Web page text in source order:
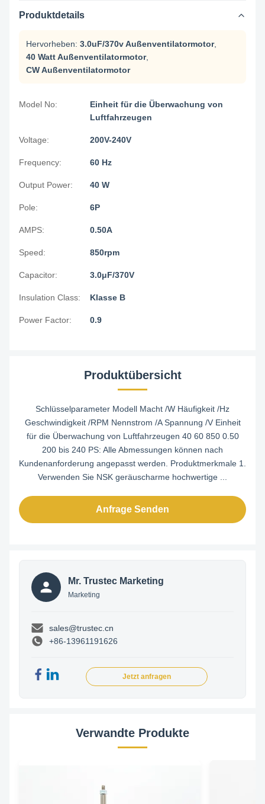
Produktdetails
Hervorheben: 3.0uF/370v Außenventilatormotor,
40 Watt Außenventilatormotor,
CW Außenventilatormotor
Model No:
Einheit für die Überwachung von
Luftfahrzeugen
Voltage: 200V-240V
Frequency: 60 Hz
Output Power: 40 W
Pole: 6P
AMPS: 0.50A
Speed: 850rpm
Capacitor: 3.0μF/370V
Insulation Class: Klasse B
Power Factor: 0.9
Produktübersicht
Schlüsselparameter Modell Macht /W Häufigkeit /Hz
Geschwindigkeit /RPM Nennstrom /A Spannung /V Einheit
für die Überwachung von Luftfahrzeugen 40 60 850 0.50
200 bis 240 PS: Alle Abmessungen können nach
Kundenanforderung angepasst werden. Produktmerkmale 1.
Verwenden Sie NSK geräuscharme hochwertige ...
Anfrage Senden
Mr. Trustec Marketing
Marketing
sales@trustec.cn
+86-13961191626
Jetzt anfragen
Verwandte Produkte